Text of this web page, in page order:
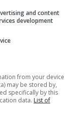
ο αγών
ευχή
και
με
and content
development
from your device
may be stored by,
specifically by this
data. List of